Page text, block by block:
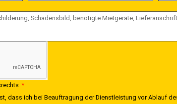
dass ich bei Beauftragung der Dienstleistung vor Ablauf